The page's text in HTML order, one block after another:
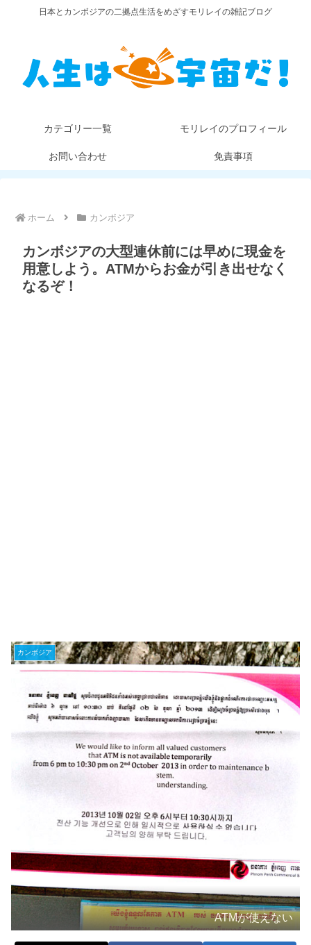
日本とカンボジアの二拠点生活をめざすモリレイの雑記ブログ
カテゴリー一覧 モリレイのプロフィール
お問い合わせ 免責事項
ホーム カンボジア
カンボジアの大型連休前には早めに現金を
用意しよう。ATMからお金が引き出せなく
なるぞ！
カンボジア
ATMが使えない